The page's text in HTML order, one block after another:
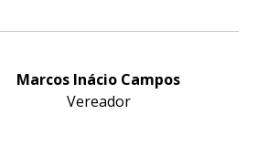
Marcos Inácio Campos
Vereador